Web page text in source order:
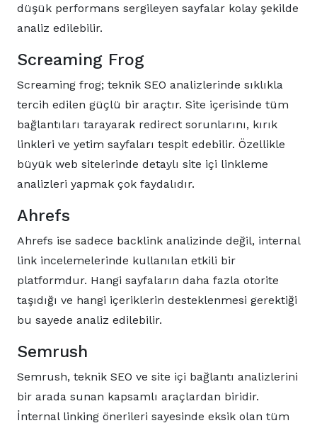
düşük performans sergileyen sayfalar kolay şekilde
analiz edilebilir.
Screaming Frog
Screaming frog; teknik SEO analizlerinde sıklıkla
tercih edilen güçlü bir araçtır. Site içerisinde tüm
bağlantıları tarayarak redirect sorunlarını, kırık
linkleri ve yetim sayfaları tespit edebilir. Özellikle
büyük web sitelerinde detaylı site içi linkleme
analizleri yapmak çok faydalıdır.
Ahrefs
Ahrefs ise sadece backlink analizinde değil, internal
link incelemelerinde kullanılan etkili bir
platformdur. Hangi sayfaların daha fazla otorite
taşıdığı ve hangi içeriklerin desteklenmesi gerektiği
bu sayede analiz edilebilir.
Semrush
Semrush, teknik SEO ve site içi bağlantı analizlerini
bir arada sunan kapsamlı araçlardan biridir.
İnternal linking önerileri sayesinde eksik olan tüm